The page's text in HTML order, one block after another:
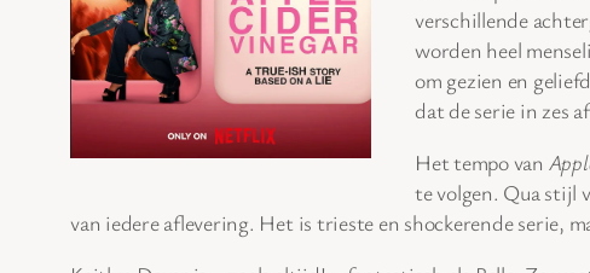
verschillende
worden heel
om gezien en
dat de serie in zes
Het tempo van
te volgen. Qua stijl
van iedere aflevering. Het is trieste en shockerende serie,